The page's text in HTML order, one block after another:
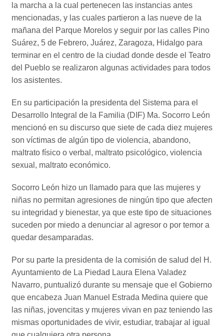
la marcha a la cual pertenecen las instancias antes
mencionadas, y las cuales partieron a las nueve de la
mañana del Parque Morelos y seguir por las calles Pino
Suárez, 5 de Febrero, Juárez, Zaragoza, Hidalgo para
terminar en el centro de la ciudad donde desde el Teatro
del Pueblo se realizaron algunas actividades para todos
los asistentes.
En su participación la presidenta del Sistema para el
Desarrollo Integral de la Familia (DIF) Ma. Socorro León
mencionó en su discurso que siete de cada diez mujeres
son víctimas de algún tipo de violencia, abandono,
maltrato físico o verbal, maltrato psicológico, violencia
sexual, maltrato económico.
Socorro León hizo un llamado para que las mujeres y
niñas no permitan agresiones de ningún tipo que afecten
su integridad y bienestar, ya que este tipo de situaciones
suceden por miedo a denunciar al agresor o por temor a
quedar desamparadas.
Por su parte la presidenta de la comisión de salud del H.
Ayuntamiento de La Piedad Laura Elena Valadez
Navarro, puntualizó durante su mensaje que el Gobierno
que encabeza Juan Manuel Estrada Medina quiere que
las niñas, jovencitas y mujeres vivan en paz teniendo las
mismas oportunidades de vivir, estudiar, trabajar al igual